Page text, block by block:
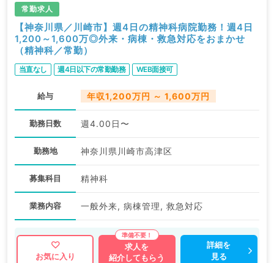
常勤求人
【神奈川県／川崎市】週4日の精神科病院勤務！週4日
1,200～1,600万◎外来・病棟・救急対応をおまかせ
（精神科／常勤）
当直なし 週4日以下の常勤勤務 WEB面接可
給与 年収1,200万円 ～ 1,600万円
勤務日数 週4.00日〜
勤務地 神奈川県川崎市高津区
募集科目 精神科
業務内容 一般外来, 病棟管理, 救急対応
お気に入り
求人を
紹介してもらう
詳細を
見る